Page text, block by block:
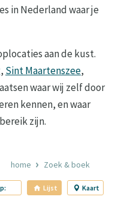
in Nederland waar je
aan de kust.
, Sint Maartenszee,
waar wij zelf door
kennen, en waar
zijn.
home Zoek & boek
Lijst Kaart